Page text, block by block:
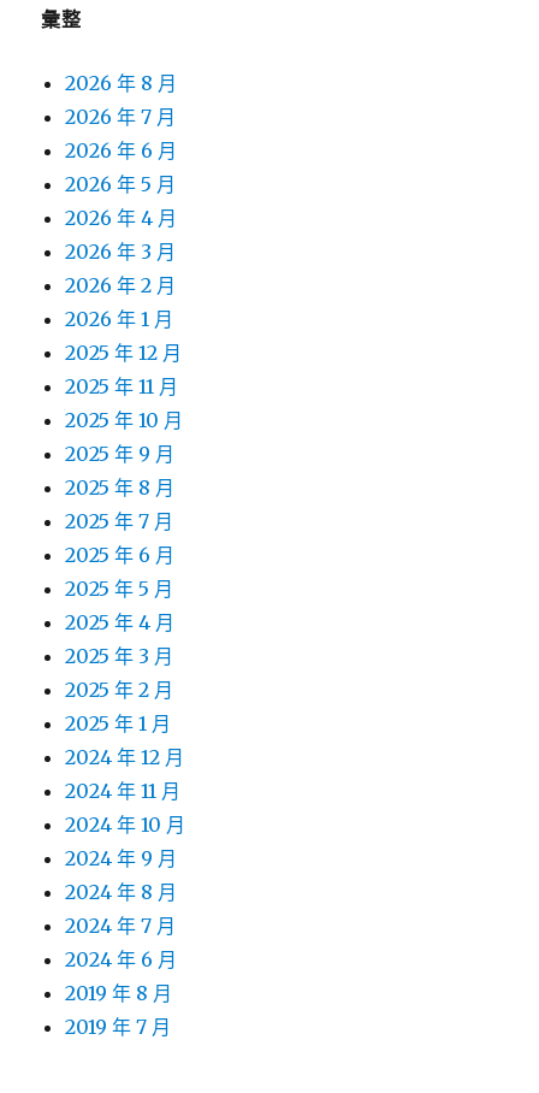
彙整
2026 年 8 月
2026 年 7 月
2026 年 6 月
2026 年 5 月
2026 年 4 月
2026 年 3 月
2026 年 2 月
2026 年 1 月
2025 年 12 月
2025 年 11 月
2025 年 10 月
2025 年 9 月
2025 年 8 月
2025 年 7 月
2025 年 6 月
2025 年 5 月
2025 年 4 月
2025 年 3 月
2025 年 2 月
2025 年 1 月
2024 年 12 月
2024 年 11 月
2024 年 10 月
2024 年 9 月
2024 年 8 月
2024 年 7 月
2024 年 6 月
2019 年 8 月
2019 年 7 月